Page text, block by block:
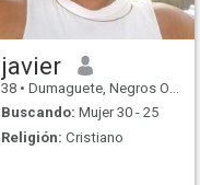
javier
38 • Dumaguete, Negros Oriental, Filipinas
Buscando: Mujer 30 - 25
Religión: Cristiano